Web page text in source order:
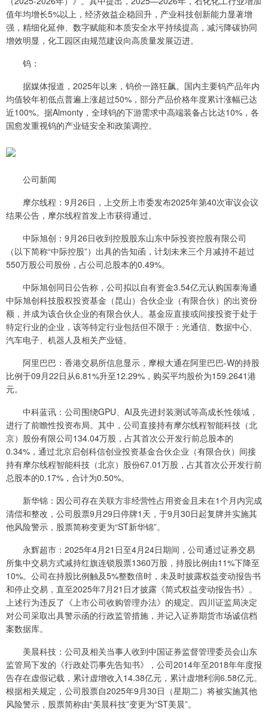
值年均增长5%以上，经济效益企稳回升，产业科技创新能力显著增
强，精细化延伸、数字赋能和本质安全水平持续提高，减污降碳协同
增效明显，化工园区由规范建设向高质量发展迈进。
钨：
据媒体报道，2025年以来，钨价一路狂飙。国内主要钨产品年内
均值较年初低点普遍上涨超过50%，部分产品价格年度累计涨幅已达
近100%。据Almonty，全球钨的下游需求中高端装备占比达10%，各
国愈发重视钨的产业链安全和政策调控。
公司新闻
摩尔线程：9月26日，上交所上市委发布2025年第40次审议会议
结果公告，摩尔线程首发上市获得通过。
中际旭创：9月26日收到控股股东山东中际投资控股有限公司
（以下简称“中际控股”）出具的告知函，计划未来三个月减持不超过
550万股公司股份，占公司总股本的0.49%。
中际旭创同日公告称，公司拟以自有资金3.54亿元认购国泰海通
中际旭创科技股权投资基金（昆山）合伙企业（有限合伙）的出资份
额，并成为该合伙企业的有限合伙人。基金应直接或间接投资于处于
特定行业的企业，该等特定行业包括但不限于：光通信、数据中心、
汽车电子、机器人及相关产业链。
阿里巴巴：香港交易所信息显示，摩根大通在阿里巴巴-W的持股
比例于09月22日从6.81%升至12.29%，购买平均股价为159.2641港
元。
中科蓝讯：公司围绕GPU、AI及先进封装测试等高成长性领域，
进行了前瞻性投资布局。其中，公司直接持有摩尔线程智能科技（北
京）股份有限公司134.04万股，占其首次公开发行前总股本的
0.34%，通过北京启创科信创业投资基金合伙企业（有限合伙）间接
持有摩尔线程智能科技（北京）股份67.01万股，占其首次公开发行前
总股本的0.17%，合计为0.50%。
新华锦：因公司存在关联方非经营性占用资金且未在1个月内完成
清偿和整改，公司股票9月29日停牌1天，于9月30日起复牌并实施其
他风险警示，股票简称变更为“ST新华锦”。
永辉超市：2025年4月21日至4月24日期间，公司通过证券交易
所集中交易方式减持红旗连锁股票1360万股，持股比例由11%下降至
10%。公司在持股比例触及5%整数倍时，未及时披露权益变动报告书
和停止交易，直至2025年7月21日才披露《简式权益变动报告书》。
上述行为违反了《上市公司收购管理办法》的规定。四川证监局决定
对公司采取出具警示函的行政监管措施，并记入证券期货市场诚信档
案数据库。
美晨科技：公司及相关当事人收到中国证券监督管理委员会山东
监管局下发的《行政处罚事先告知书》，公司2014年至2018年年度报
告存在虚假记载，累计虚增收入14.38亿元，累计虚增利润6.58亿元。
根据相关规定，公司股票自2025年9月30日（星期二）将被实施其他
风险警示，股票简称由“美晨科技”变更为“ST美晨”。